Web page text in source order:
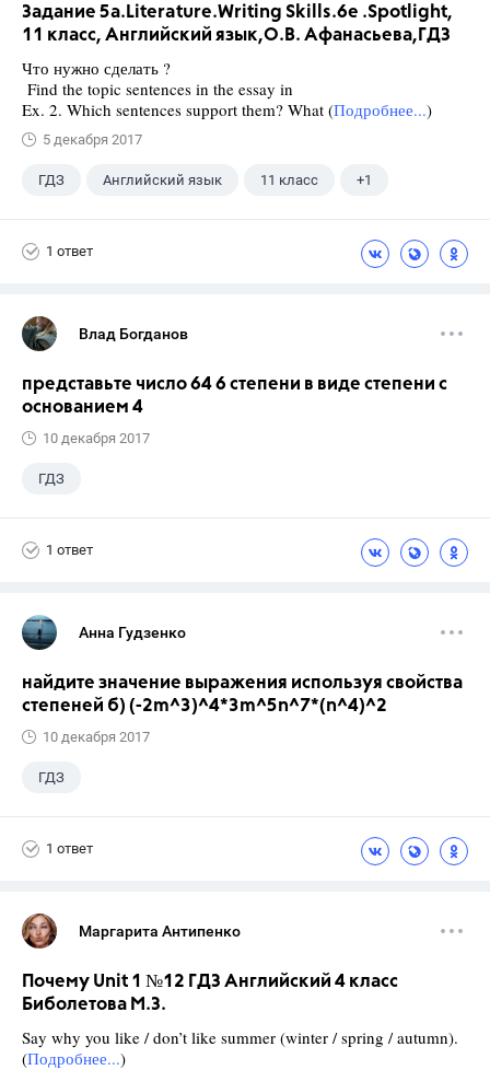
Задание 5а.Literature.Writing Skills.6e .Spotlight,
11 класс, Английский язык,О.В. Афанасьева,ГДЗ
Что нужно сделать ?
Find the topic sentences in the essay in
Ex. 2. Which sentences support them? What (Подробнее...)
5 декабря 2017
ГДЗ Английский язык 11 класс +1
1 ответ
Влад Богданов
представьте число 64 6 степени в виде степени с
основанием 4
10 декабря 2017
ГДЗ
1 ответ
Анна Гудзенко
найдите значение выражения используя свойства
степеней б) (-2m^3)^4*3m^5n^7*(n^4)^2
10 декабря 2017
ГДЗ
1 ответ
Маргарита Антипенко
Почему Unit 1 №12 ГДЗ Английский 4 класс
Биболетова М.З.
Say why you like / don’t like summer (winter / spring / autumn).
(Подробнее...)